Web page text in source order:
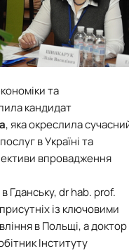
та
кандидат
, яка окреслила
в Україні та
впровадження
Гданську, dr hab. prof.
із ключовими
в Польщі, а доктор
Інституту